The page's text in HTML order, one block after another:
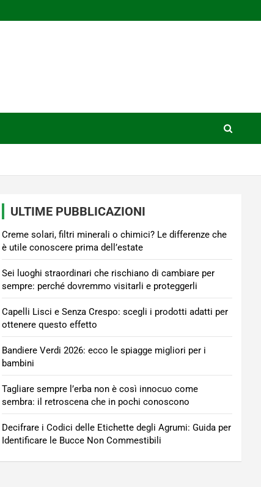
ULTIME PUBBLICAZIONI
Creme solari, filtri minerali o chimici? Le differenze che
è utile conoscere prima dell’estate
Sei luoghi straordinari che rischiano di cambiare per
sempre: perché dovremmo visitarli e proteggerli
Capelli Lisci e Senza Crespo: scegli i prodotti adatti per
ottenere questo effetto
Bandiere Verdi 2026: ecco le spiagge migliori per i
bambini
Tagliare sempre l’erba non è così innocuo come
sembra: il retroscena che in pochi conoscono
Decifrare i Codici delle Etichette degli Agrumi: Guida per
Identificare le Bucce Non Commestibili